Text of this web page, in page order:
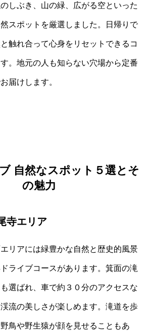
しぶき、山の緑、広がる空といった
スポットを厳選しました。日帰りで
触れ合って心身をリセットできるコ
。地元の人も知らない穴場から定番
届けします。
自然なスポット５選とそ
の魅力
寺エリア
リアには緑豊かな自然と歴史的風景
ライブコースがあります。箕面の滝
選ばれ、車で約３０分のアクセスな
流の美しさが楽しめます。滝道を歩
鳥や野生猿が顔を見せることもあ